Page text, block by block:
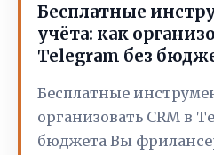
Бесплатные
учёта: как
Telegram без
Бесплатные
организовать CRM в
бюджета Вы